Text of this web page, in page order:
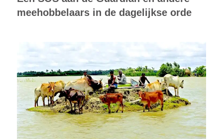
Er voltrekt zich een ramp, en je kunt er
de politici niet eens de schuld van
geven